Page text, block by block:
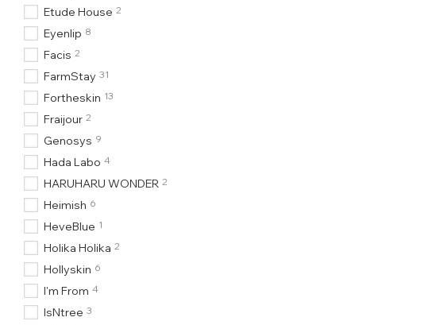
Etude House 2
Eyenlip 8
Facis 2
FarmStay 31
Fortheskin 13
Fraijour 2
Genosys 9
Hada Labo 4
HARUHARU WONDER 2
Heimish 6
HeveBlue 1
Holika Holika 2
Hollyskin 6
I'm From 4
IsNtree 3